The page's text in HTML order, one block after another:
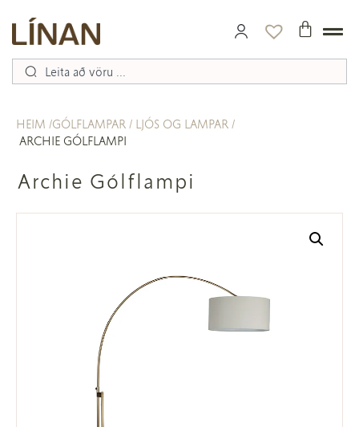
HEIM GÓLFLAMPAR
LJÓS OG LAMPAR
ARCHIE GÓLFLAMPI
Archie Gólflampi